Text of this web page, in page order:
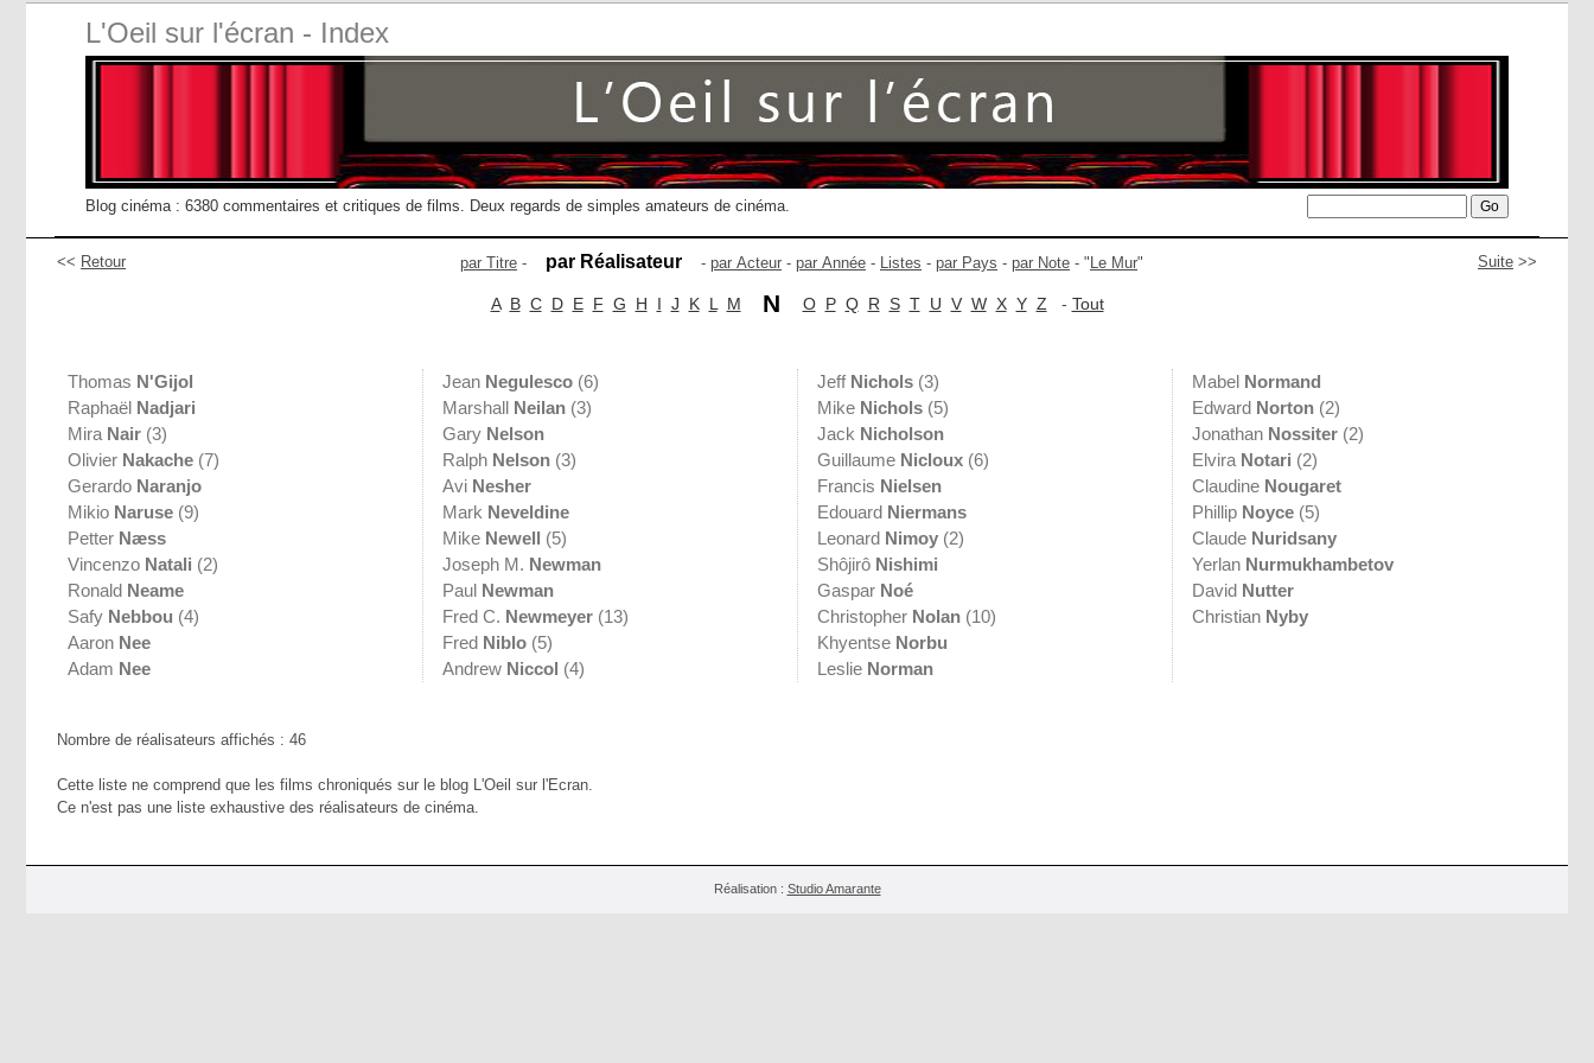
L'Oeil sur l'écran - Index
Blog cinéma : 6380 commentaires et critiques de films. Deux regards de simples amateurs de cinéma.
<< Retour Suite >>
par Titre - par Réalisateur - par Acteur - par Année - Listes - par Pays - par Note - " Le Mur"
A B C D E F G H I J K L M N O P Q R S T U V W X Y Z - Tout
Thomas N'Gijol
Raphaël Nadjari
Mira Nair (3)
Olivier Nakache (7)
Gerardo Naranjo
Mikio Naruse (9)
Petter Næss
Vincenzo Natali (2)
Ronald Neame
Safy Nebbou (4)
Aaron Nee
Adam Nee
Jean Negulesco (6)
Marshall Neilan (3)
Gary Nelson
Ralph Nelson (3)
Avi Nesher
Mark Neveldine
Mike Newell (5)
Joseph M. Newman
Paul Newman
Fred C. Newmeyer (13)
Fred Niblo (5)
Andrew Niccol (4)
Jeff Nichols (3)
Mike Nichols (5)
Jack Nicholson
Guillaume Nicloux (6)
Francis Nielsen
Edouard Niermans
Leonard Nimoy (2)
Shôjirô Nishimi
Gaspar Noé
Christopher Nolan (10)
Khyentse Norbu
Leslie Norman
Mabel Normand
Edward Norton (2)
Jonathan Nossiter (2)
Elvira Notari (2)
Claudine Nougaret
Phillip Noyce (5)
Claude Nuridsany
Yerlan Nurmukhambetov
David Nutter
Christian Nyby
Nombre de réalisateurs affichés : 46
Cette liste ne comprend que les films chroniqués sur le blog L'Oeil sur l'Ecran.
Ce n'est pas une liste exhaustive des réalisateurs de cinéma.
Réalisation : Studio Amarante